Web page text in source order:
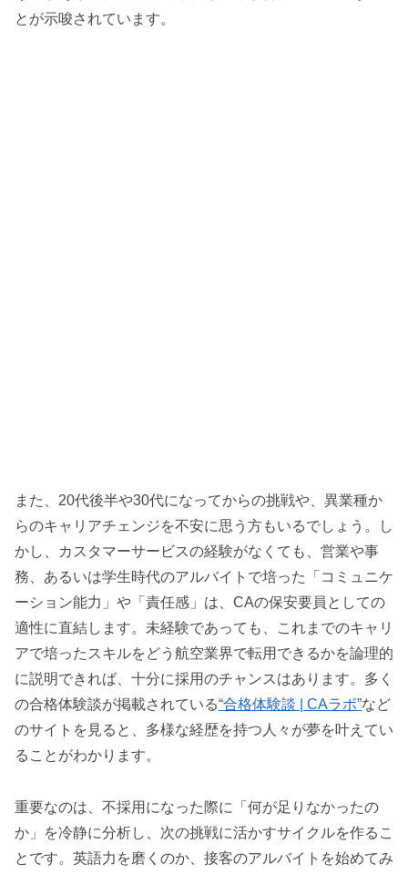
とが示唆されています。
また、20代後半や30代になってからの挑戦や、異業種か
らのキャリアチェンジを不安に思う方もいるでしょう。し
かし、カスタマーサービスの経験がなくても、営業や事
務、あるいは学生時代のアルバイトで培った「コミュニケ
ーション能力」や「責任感」は、CAの保安要員としての
適性に直結します。未経験であっても、これまでのキャリ
アで培ったスキルをどう航空業界で転用できるかを論理的
に説明できれば、十分に採用のチャンスはあります。多く
の合格体験談が掲載されている“合格体験談 | CAラボ”など
のサイトを見ると、多様な経歴を持つ人々が夢を叶えてい
ることがわかります。
重要なのは、不採用になった際に「何が足りなかったの
か」を冷静に分析し、次の挑戦に活かすサイクルを作るこ
とです。英語力を磨くのか、接客のアルバイトを始めてみ